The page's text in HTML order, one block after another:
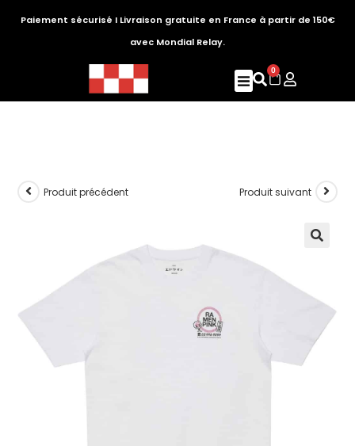
Paiement sécurisé I Livraison gratuite en France à partir de 150€
avec Mondial Relay.
0
Produit précédent Produit suivant